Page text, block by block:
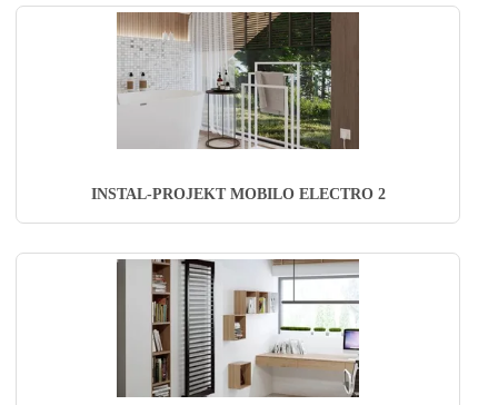
INSTAL-PROJEKT MOBILO ELECTRO 2